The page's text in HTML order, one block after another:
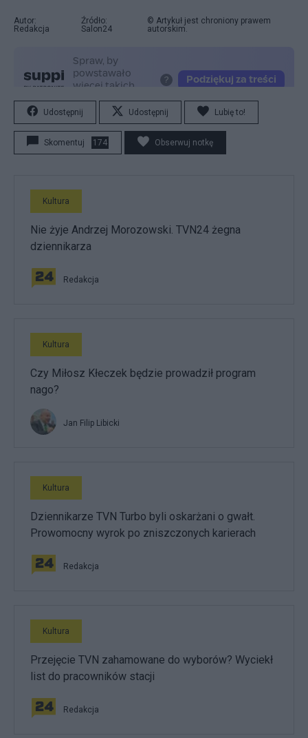
Autor:
Redakcja
Źródło:
Salon24
© Artykuł jest chroniony prawem
autorskim.
Udostępnij Udostępnij Lubię to!
Skomentuj 174 Obserwuj notkę
Kultura
Nie żyje Andrzej Morozowski. TVN24 żegna
dziennikarza
Redakcja
Kultura
Czy Miłosz Kłeczek będzie prowadził program
nago?
Jan Filip Libicki
Kultura
Dziennikarze TVN Turbo byli oskarżani o gwałt.
Prowomocny wyrok po zniszczonych karierach
Redakcja
Kultura
Przejęcie TVN zahamowane do wyborów? Wyciekł
list do pracowników stacji
Redakcja